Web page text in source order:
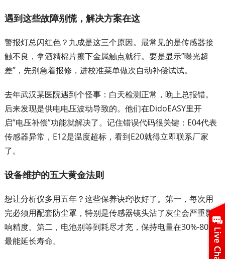
遇到这些故障别慌，解决方案在这
警报灯总闪红色？九成是这三个原因。最常见的是传感器接
触不良，拿酒精棉片擦下金属触点就行。要是显示”曝光超
差”，先别急着报修，进校准菜单做次自动补偿试试。
去年武汉某医院遇到个怪事：白天检测正常，晚上总报错。
后来发现是供电电压波动导致的。他们在DidoEASY里开
启”电压补偿”功能就解决了。记住错误代码很关键：E04代表
传感器异常，E12是温度超标，看到E20就得立即联系厂家
了。
设备维护的五大黄金法则
想让分析仪多用五年？这些保养诀窍收好了。第一，每次用
完必须用配套防尘罩，特别是传感器镜头沾了灰尘会严重影
响精度。第二，电池别等到耗尽才充，保持电量在30%-80%
最能延长寿命。